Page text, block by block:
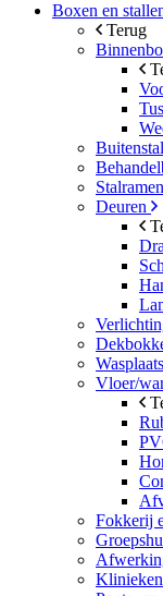
Boxen en
Terug
Stalramen
Deuren
Vloer/
Fokkerij
Klinieken